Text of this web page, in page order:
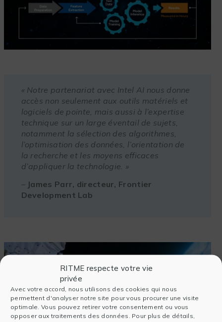
RITME respecte votre vie
privée
Avec votre accord, nous utilisons des cookies qui nous
permettent d'analyser notre site pour vous procurer une visite
optimale. Vous pouvez retirer votre consentement ou vous
opposer aux traitements des données. Pour plus de détails,
« Notre partenariat avec Intel AI nous donne
accès non seulement aux outils matériels et
logiciels de pointe, mais aussi à l’expertise
technique sur un large éventail de sujets,
notamment la sélection des algorithmes,
l’optimisation des données, l’orientation de
la recherche et les moyens efficaces
d’appliquer la technologie. »
– James Parr, directeur, Frontier
Development Lab